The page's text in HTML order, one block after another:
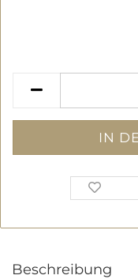
Beschreibung